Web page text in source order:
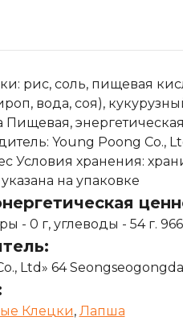
рис, соль, пищевая
вода, соя),
Пищевая,
Young Poong Co.,
Условия хранения:
на упаковке
- 0 г, углеводы - 54 г.
Ltd» 64
Клецки, Лапша